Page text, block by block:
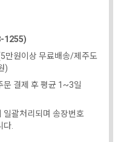
1255)
만원이상 무료배송/제주도
)
문 결제 후 평균 1~3일
괄처리되며 송장번호
다.